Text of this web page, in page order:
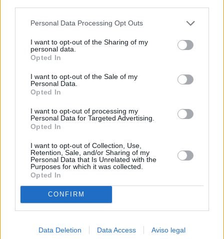
negar su consentimiento. Tenga en cuenta que algún
de su consentimiento, pero usted tiene el derecho de
rechazar tal procesamiento. Sus preferencias se aplicarán
cualquier momento entrando de nuevo en este sitio web o
visitando nuestra política de privacidad.
Personal Data Processing Opt Outs
I want to opt-out of the Sharing of my
personal data.
Opted In
I want to opt-out of the Sale of my
Personal Data.
Opted In
I want to opt-out of processing my
Personal Data for Targeted Advertising.
Opted In
I want to opt-out of Collection, Use,
Retention, Sale, and/or Sharing of my
Personal Data that Is Unrelated with the
Purposes for which it was collected.
Opted In
CONFIRM
Data Deletion Data Access Aviso legal